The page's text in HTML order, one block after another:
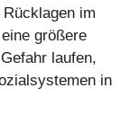
im
größere
laufen,
in